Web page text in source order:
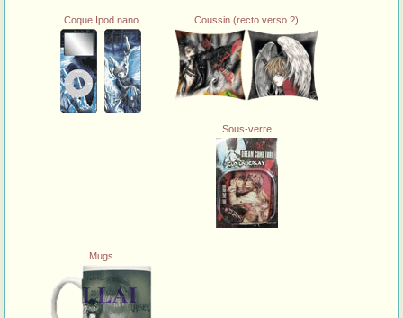
Coque Ipod nano Coussin (recto verso ?)
Sous-verre
Mugs